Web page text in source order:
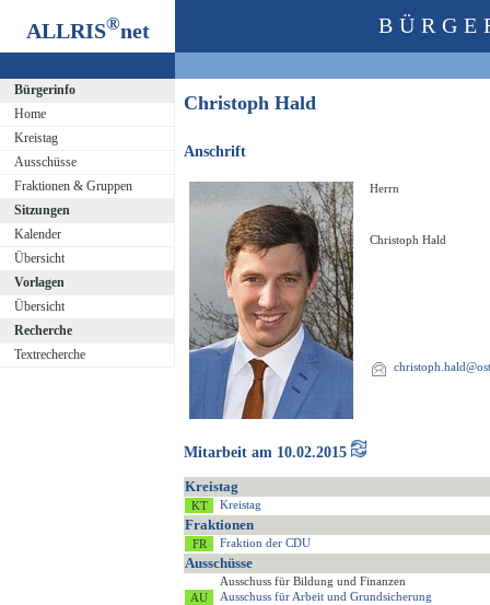
ALLRIS®net
Bürgerinfo
Home
Kreistag
Ausschüsse
Fraktionen & Gruppen
Sitzungen
Kalender
Übersicht
Vorlagen
Übersicht
Recherche
Textrecherche
Christoph Hald
Anschrift
Herrn
Christoph Hald
Mitarbeit am 10.02.2015
Kreistag
Kreistag
Fraktionen
Fraktion der CDU
Ausschüsse
Ausschuss für Bildung und Finanzen
Ausschuss für Arbeit und Grundsicherung